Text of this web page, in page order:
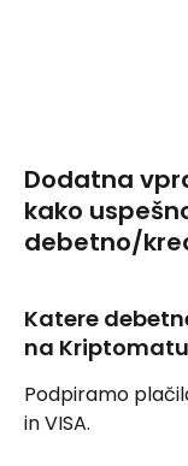
Dodatna
kako
debetno/
Katere
na
Podpiramo
in VISA.